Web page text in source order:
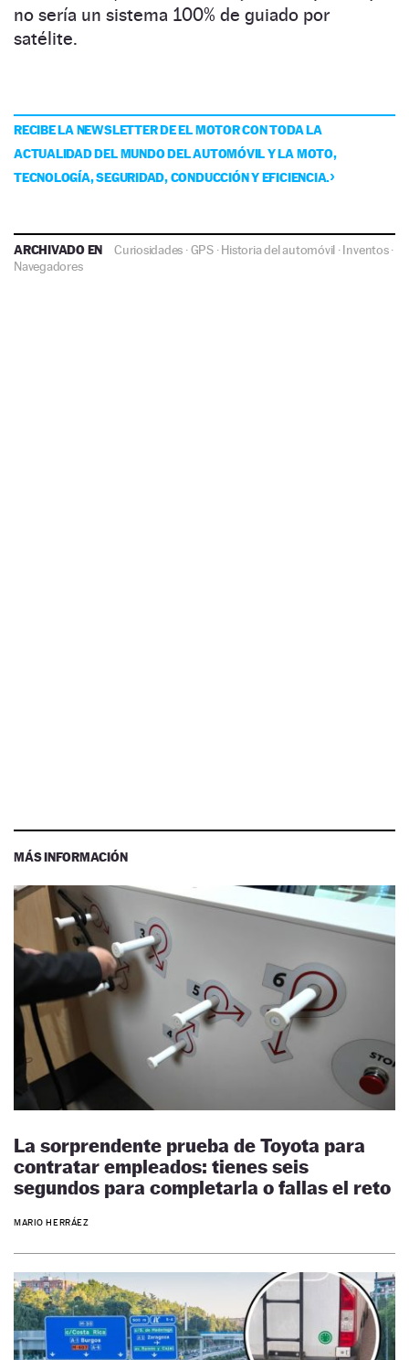
no sería un sistema 100% de guiado por
satélite.
RECIBE LA NEWSLETTER DE EL MOTOR CON TODA LA
ACTUALIDAD DEL MUNDO DEL AUTOMÓVIL Y LA MOTO,
TECNOLOGÍA, SEGURIDAD, CONDUCCIÓN Y EFICIENCIA.
ARCHIVADO EN Curiosidades ·GPS·Historia del automóvil ·Inventos·
Navegadores
MÁS INFORMACIÓN
La sorprendente prueba de Toyota para
contratar empleados: tienes seis
segundos para completarla o fallas el reto
MARIO HERRÁEZ